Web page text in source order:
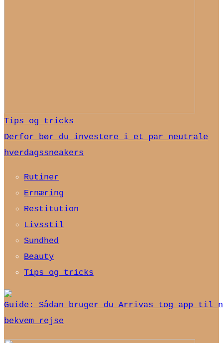
Tips og tricks
Derfor bør du investere i et par neutrale
hverdagssneakers
Rutiner
Ernæring
Restitution
Livsstil
Sundhed
Beauty
Tips og tricks
Guide: Sådan bruger du Arrivas tog app til
bekvem rejse